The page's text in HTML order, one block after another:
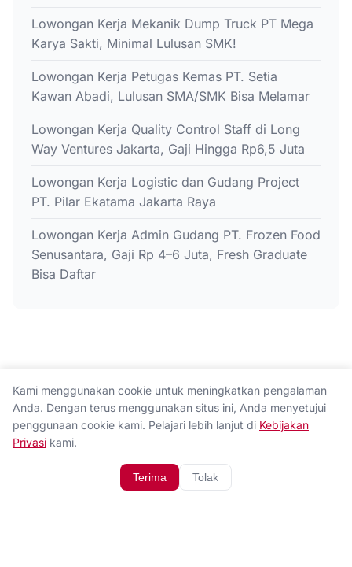
Lowongan Kerja Mekanik Dump Truck PT Mega
Karya Sakti, Minimal Lulusan SMK!
Lowongan Kerja Petugas Kemas PT. Setia
Kawan Abadi, Lulusan SMA/SMK Bisa Melamar
Lowongan Kerja Quality Control Staff di Long
Way Ventures Jakarta, Gaji Hingga Rp6,5 Juta
Lowongan Kerja Logistic dan Gudang Project
PT. Pilar Ekatama Jakarta Raya
Lowongan Kerja Admin Gudang PT. Frozen Food
Senusantara, Gaji Rp 4–6 Juta, Fresh Graduate
Bisa Daftar
Kami menggunakan cookie untuk meningkatkan pengalaman
Anda. Dengan terus menggunakan situs ini, Anda menyetujui
penggunaan cookie kami. Pelajari lebih lanjut di Kebijakan
Privasi kami.
Terima Tolak